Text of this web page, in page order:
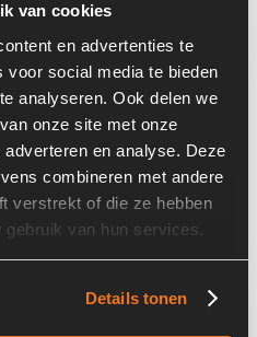
van cookies
en advertenties te
voor social media te bieden
analyseren. Ook delen we
onze site met onze
en analyse. Deze
combineren met andere
verstrekt of die ze hebben
van hun services.
Details tonen
Ahlmann AZ 85
Nederland